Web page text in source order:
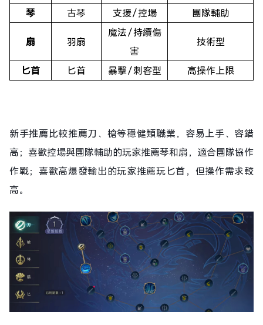
琴 古琴 支援／控場 團隊輔助
扇 羽扇
魔法／持續傷
害
技術型
匕首 匕首 暴擊／刺客型 高操作上限
新手推薦比較推薦刀、槍等穩健類職業，容易上手、容錯
高；喜歡控場與團隊輔助的玩家推薦琴和扇，適合團隊協作
作戰；喜歡高爆發輸出的玩家推薦玩匕首，但操作需求較
高。